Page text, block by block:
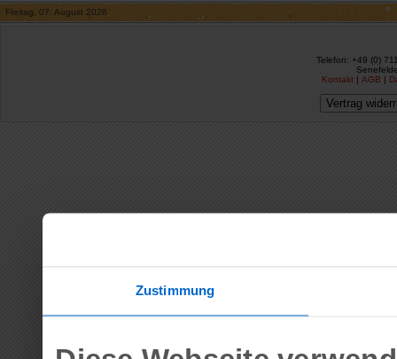
Zustimmung
Freitag, 07. August 2026
Telefon: +49 (0)
Kontakt | AGB |
Vertrag